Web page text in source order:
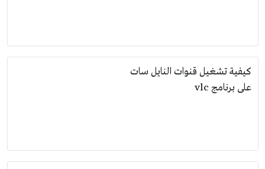
كيفية تشغيل قنوات النايل سات
على برنامج vlc